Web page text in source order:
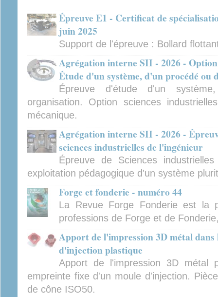
Épreuve E1 - Certificat de
juin 2025
Support de l'épreuve : Bollard
Agrégation interne SII - 2026 -
Étude d'un système, d'un procédé ou
Épreuve d'étude d'un
organisation. Option sciences
mécanique.
Agrégation interne SII - 2026 -
sciences industrielles de l'ingénieur
Épreuve de Sciences
exploitation pédagogique d'un système
Forge et fonderie - numéro 44
La Revue Forge Fonderie est la
professions de Forge et de
Apport de l'impression 3D métal dans
d'injection plastique
Apport de l'impression 3D métal
empreinte fixe d'un moule d'injection.
de cône ISO50.